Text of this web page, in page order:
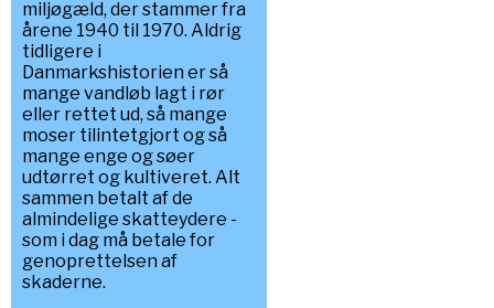
miljøgæld, der stammer fra
årene 1940 til 1970. Aldrig
tidligere i
Danmarkshistorien er så
mange vandløb lagt i rør
eller rettet ud, så mange
moser tilintetgjort og så
mange enge og søer
udtørret og kultiveret. Alt
sammen betalt af de
almindelige skatteydere -
som i dag må betale for
genoprettelsen af
skaderne.